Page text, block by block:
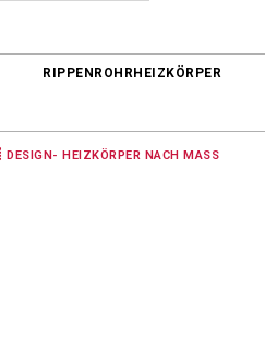
RIPPENROHRHEIZKÖRPER
DESIGN- HEIZKÖRPER NACH MASS